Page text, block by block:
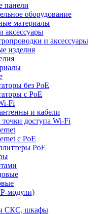
панели
оборудование
материалы
аксессуары
и аксессуары
изделия
без РоЕ
с РоЕ
Fi
и кабели
доступа Wi-Fi
с PoE
РоЕ
модули)
СКС, шкафы